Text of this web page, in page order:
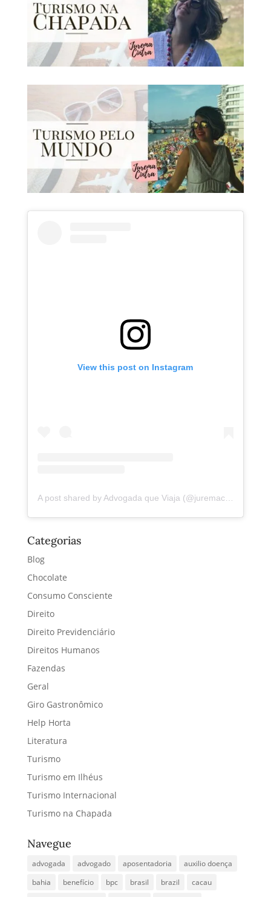
View this post on Instagram
A post shared by Advogada que Viaja (@juremacintra)
Categorias
Blog
Chocolate
Consumo Consciente
Direito
Direito Previdenciário
Direitos Humanos
Fazendas
Geral
Giro Gastronômico
Help Horta
Literatura
Turismo
Turismo em Ilhéus
Turismo Internacional
Turismo na Chapada
Navegue
advogada advogado aposentadoria
auxilio doença
bahia
benefício bpc brasil brazil
cacau